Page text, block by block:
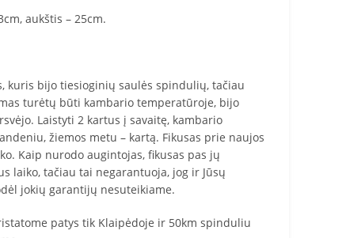
aukštis – 25cm.
kuris bijo tiesioginių saulės spindulių, tačiau
turėtų būti kambario temperatūroje, bijo
Laistyti 2 kartus į savaitę, kambario
žiemos metu – kartą. Fikusas prie naujos
Kaip nurodo augintojas, fikusas pas jų
laiko, tačiau tai negarantuoja, jog ir Jūsų
jokių garantijų nesuteikiame.
patys tik Klaipėdoje ir 50km spinduliu